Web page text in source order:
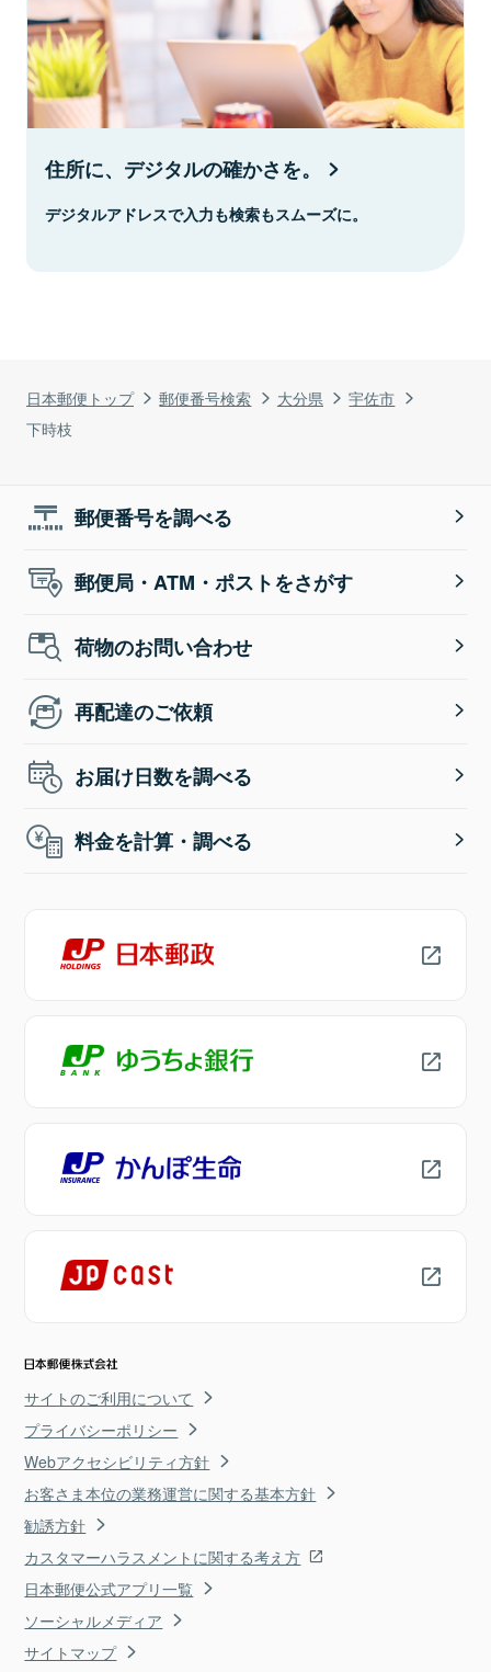
日本郵便トップ 郵便番号検索 大分県
宇佐市
下時枝
住所に、デジタルの確かさを。
デジタルアドレスで入力も検索もスムーズに。
郵便番号を調べる
郵便局・ATM・ポストをさがす
荷物のお問い合わせ
再配達のご依頼
お届け日数を調べる
料金を計算・調べる
サイトのご利用について
プライバシーポリシー
Webアクセシビリティ方針
お客さま本位の業務運営に関する基本方針
勧誘方針
カスタマーハラスメントに関する考え方
日本郵便公式アプリ一覧
ソーシャルメディア
サイトマップ